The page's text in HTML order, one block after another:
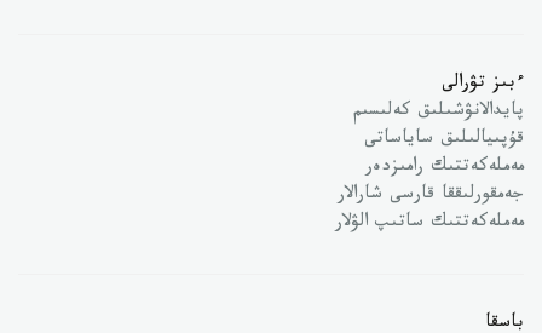
ءبىز تۋرالى
پايدالانۋشىلىق كەلىسىم
قۇپىيالىلىق ساياساتى
مەملەكەتتىك رامىزدەر
جەمقورلىققا قارسى شارالار
مەملەكەتتىك ساتىپ الۋلار
باسقا